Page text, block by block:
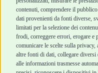
contenuti, comprendere il
dati provenienti da fonti diverse,
limitati per la selezione dei
frodi, correggere errori, erogare e
comunicare le scelte sulla
altre fonti di dati, collegare
alle informazioni trasmesse
Punti vendita
Marchi
Blog
Assistenza
Pet Shop
Offerte
Promozioni